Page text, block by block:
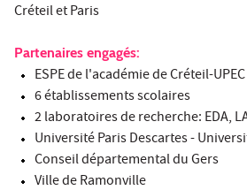
Créteil et Paris
Partenaires engagés:
ESPE de l'académie de Créteil-UPEC
6 établissements scolaires
2 laboratoires de recherche: EDA,
Université Paris Descartes -
Conseil départemental du Gers
Ville de Ramonville